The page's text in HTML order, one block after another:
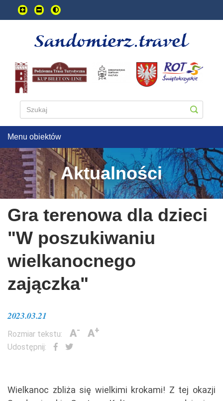
Przejdź
do
treści
Menu obiektów
Aktualności
Gra terenowa dla dzieci
"W poszukiwaniu
wielkanocnego
zajączka"
2023.03.21
Rozmiar tekstu: A- A+
Udostępnij:
Wielkanoc zbliża się wielkimi krokami! Z tej okazji